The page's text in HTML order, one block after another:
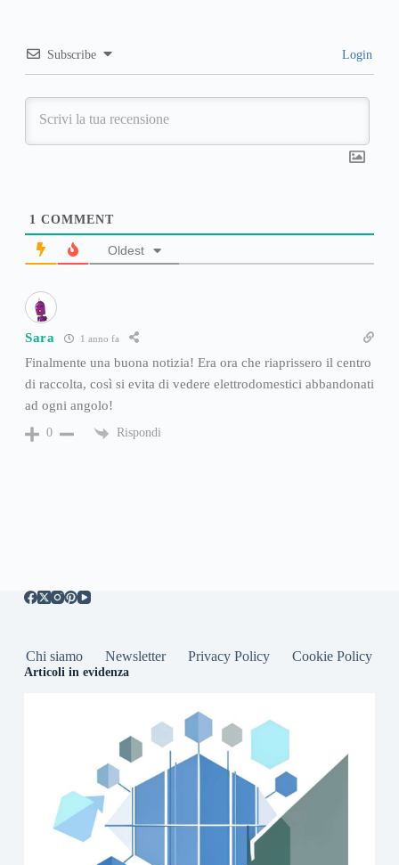
Subscribe Login
1 COMMENT
Oldest
Sara 1 anno fa
Finalmente una buona notizia! Era ora che riaprissero il centro
di raccolta, così si evita di vedere elettrodomestici abbandonati
ad ogni angolo!
0 Rispondi
Chi siamo Newsletter Privacy Policy Cookie Policy
Articoli in evidenza